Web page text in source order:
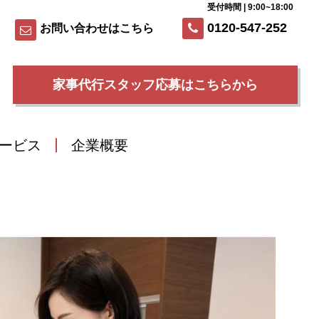
お問い合わせはこちら 0120-547-252
受付時間 | 9:00~18:00
家事代行スタッフ応募はこちらから
ビス 企業概要